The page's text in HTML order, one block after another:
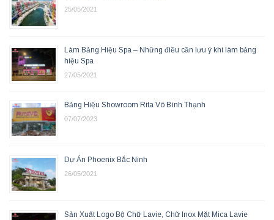
25/05/2021
Làm Bảng Hiệu Spa – Những điều cần lưu ý khi làm bảng
hiệu Spa
27/05/2021
Bảng Hiệu Showroom Rita Võ Bình Thạnh
07/07/2023
Dự Án Phoenix Bắc Ninh
26/05/2021
Sản Xuất Logo Bộ Chữ Lavie, Chữ Inox Mặt Mica Lavie